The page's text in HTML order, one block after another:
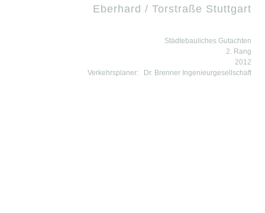
Eberhard / Torstraße Stuttgart
Städtebauliches Gutachten
2. Rang
2012
Verkehrsplaner:
Dr. Brenner Ingenieurgesellschaft